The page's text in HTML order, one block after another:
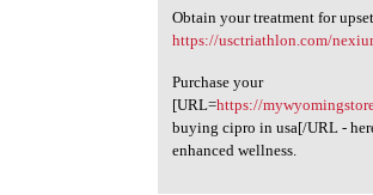
Obtain your treatment for
https://usctriathlon.com/
Purchase your
[URL=https://
buying cipro in usa[/URL -
enhanced wellness.